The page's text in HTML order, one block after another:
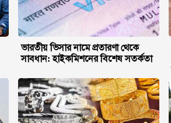
ভারতীয় ভিসার নামে প্রতারণা থেকে
সাবধান: হাইকমিশনের বিশেষ সতর্কতা